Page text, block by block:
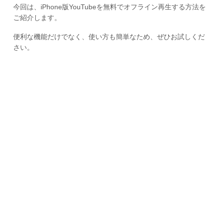
今回は、iPhone版YouTubeを無料でオフライン再生する方法を
ご紹介します。
便利な機能だけでなく、使い方も簡単なため、ぜひお試しくだ
さい。